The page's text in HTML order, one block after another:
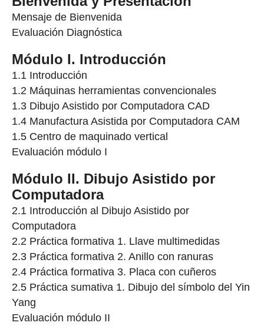
Mensaje de Bienvenida
Evaluación Diagnóstica
Módulo I. Introducción
1.1 Introducción
1.2 Máquinas herramientas convencionales
1.3 Dibujo Asistido por Computadora CAD
1.4 Manufactura Asistida por Computadora CAM
1.5 Centro de maquinado vertical
Evaluación módulo I
Módulo II. Dibujo Asistido por
Computadora
2.1 Introducción al Dibujo Asistido por
Computadora
2.2 Práctica formativa 1. Llave multimedidas
2.3 Práctica formativa 2. Anillo con ranuras
2.4 Práctica formativa 3. Placa con cuñeros
2.5 Práctica sumativa 1. Dibujo del símbolo del Yin
Yang
Evaluación módulo II